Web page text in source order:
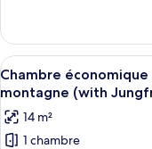
avec
lits
jumeaux,
vue
sur
la
Chambre
panoramique
avec
lits
jumeaux,
vue
sur
Afficher
toutes
les
photos
9
Chambre
montagne (with
14 m²
1 chambre